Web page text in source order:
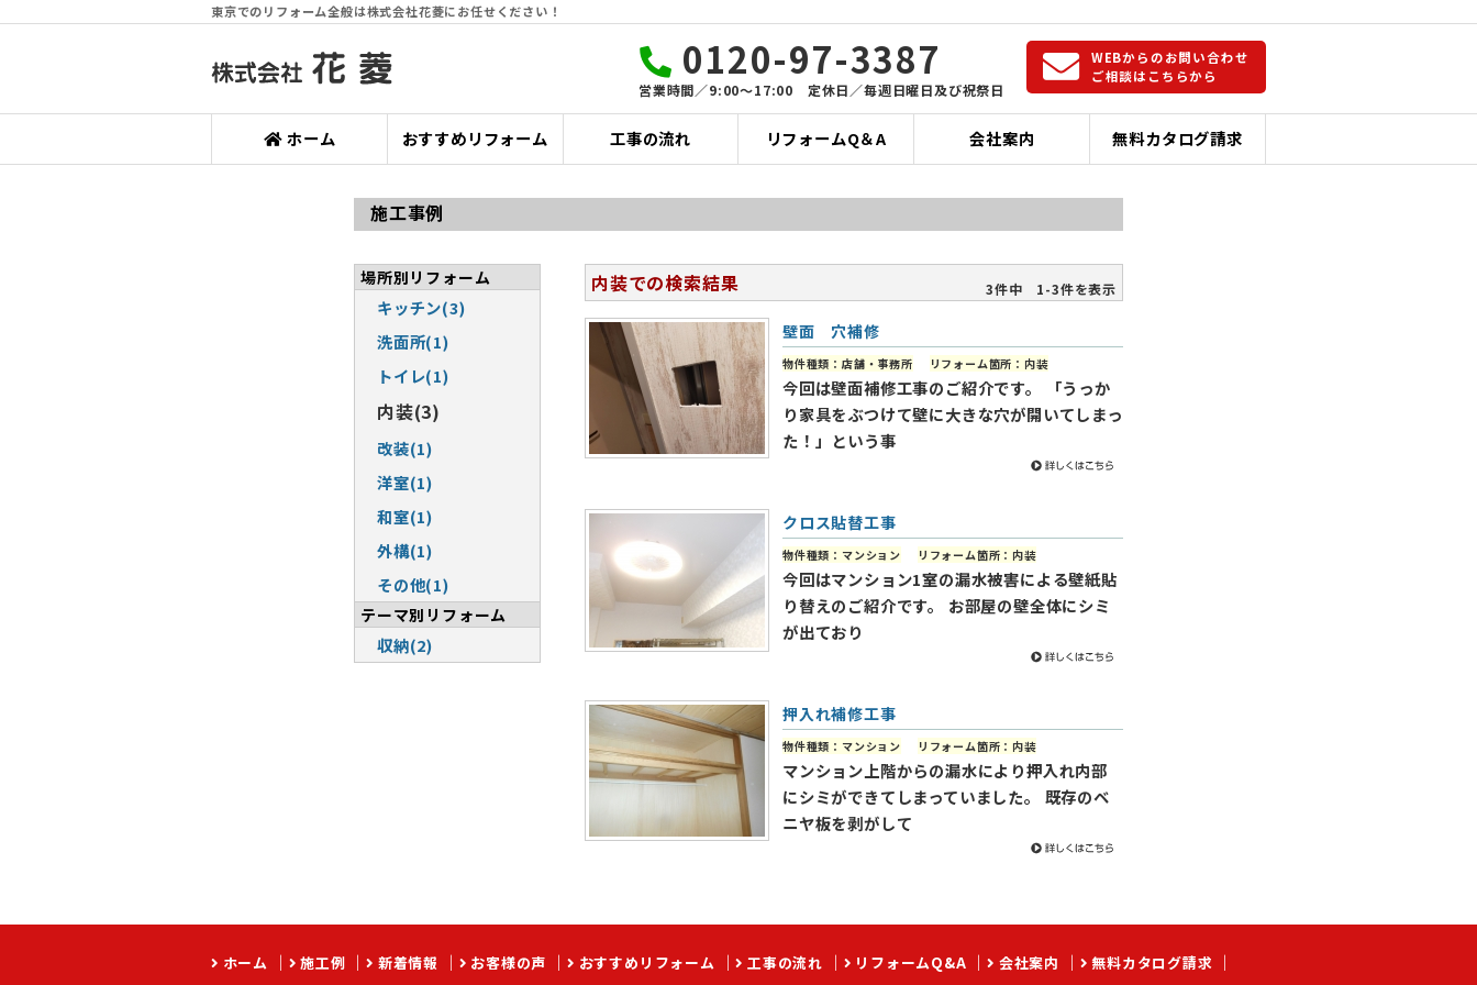
東京でのリフォーム全般は株式会社花菱にお任せください！
0120-97-3387
営業時間／9:00〜17:00 定休日／毎週日曜日及び祝祭日
WEBからのお問い合わせ
ご相談はこちらから
ホーム おすすめリフォーム 工事の流れ リフォームQ＆A 会社案内 無料カタログ請求
施工事例
場所別リフォーム
キッチン(3)
洗面所(1)
トイレ(1)
内装(3)
改装(1)
洋室(1)
和室(1)
外構(1)
その他(1)
テーマ別リフォーム
収納(2)
内装での検索結果 3件中 1-3件を表示
壁面 穴補修
物件種類：店舗・事務所 リフォーム箇所：内装
今回は壁面補修工事のご紹介です。 「うっか
り家具をぶつけて壁に大きな穴が開いてしまっ
た！」という事
クロス貼替工事
物件種類：マンション リフォーム箇所：内装
今回はマンション1室の漏水被害による壁紙貼
り替えのご紹介です。 お部屋の壁全体にシミ
が出ており
押入れ補修工事
物件種類：マンション リフォーム箇所：内装
マンション上階からの漏水により押入れ内部
にシミができてしまっていました。 既存のベ
ニヤ板を剥がして
ホーム 施工例 新着情報 お客様の声 おすすめリフォーム 工事の流れ リフォームQ&A 会社案内 無料カタログ請求